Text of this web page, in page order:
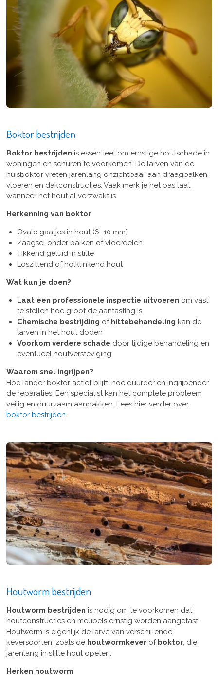
Boktor bestrijden
Boktor bestrijden is essentieel om ernstige houtschade in
woningen en schuren te voorkomen. De larven van de
huisboktor vreten jarenlang onzichtbaar aan draagbalken,
vloeren en dakconstructies. Vaak merk je het pas laat,
wanneer het hout al verzwakt is.
Herkenning van boktor
Ovale gaatjes in hout (6–10 mm)
Zaagsel onder balken of vloerdelen
Tikkend geluid in stilte
Loszittend of holklinkend hout
Wat kun je doen?
Laat een professionele inspectie uitvoeren om vast
te stellen hoe groot de aantasting is
Chemische bestrijding of hittebehandeling kan de
larven in het hout doden
Voorkom verdere schade door tijdige behandeling en
eventueel houtversteviging
Waarom snel ingrijpen?
Hoe langer boktor actief blijft, hoe duurder en ingrijpender
de reparaties. Een specialist kan het complete probleem
veilig en duurzaam aanpakken. Lees hier verder over
boktor bestrijden.
Houtworm bestrijden
Houtworm bestrijden is nodig om te voorkomen dat
houtconstructies en meubels ernstig worden aangetast.
Houtworm is eigenlijk de larve van verschillende
keversoorten, zoals de houtwormkeverof boktor, die
jarenlang in stilte hout opeten.
Herken houtworm